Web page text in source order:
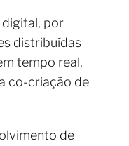
por
distribuídas
tempo real,
co-criação de
de